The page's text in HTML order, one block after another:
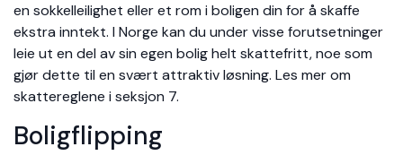
en sokkelleilighet eller et rom i boligen din for å skaffe
ekstra inntekt. I Norge kan du under visse forutsetninger
leie ut en del av sin egen bolig helt skattefritt, noe som
gjør dette til en svært attraktiv løsning. Les mer om
skattereglene i seksjon 7.
Boligflipping